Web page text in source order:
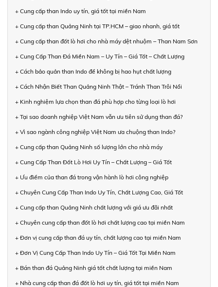
+ Cung cấp than Indo uy tín, giá tốt tại miền Nam
+ Cung cấp than Quảng Ninh tại TP.HCM – giao nhanh, giá tốt
+ Cung cấp than đốt lò hơi cho nhà máy dệt nhuộm – Than Nam Sơn
+ Cung Cấp Than Đá Miền Nam – Uy Tín – Giá Tốt – Chất Lượng
+ Cách bảo quản than Indo để không bị hao hụt chất lượng
+ Cách Nhận Biết Than Quảng Ninh Thật – Tránh Than Trôi Nổi
+ Kinh nghiệm lựa chọn than đá phù hợp cho từng loại lò hơi
+ Tại sao doanh nghiệp Việt Nam vẫn ưu tiên sử dụng than đá?
+ Vì sao ngành công nghiệp Việt Nam ưa chuộng than Indo?
+ Cung cấp than Quảng Ninh số lượng lớn cho nhà máy
+ Cung Cấp Than Đốt Lò Hơi Uy Tín – Chất Lượng – Giá Tốt
+ Ưu điểm của than đá trong vận hành lò hơi công nghiệp
+ Chuyên Cung Cấp Than Indo Uy Tín, Chất Lượng Cao, Giá Tốt
+ Cung cấp than Quảng Ninh chất lượng với giá ưu đãi nhất
+ Chuyên cung cấp than đốt lò hơi chất lượng cao tại miền Nam
+ Đơn vị cung cấp than đá uy tín, chất lượng cao tại miền Nam
+ Đơn Vị Cung Cấp Than Indo Uy Tín – Giá Tốt Tại Miền Nam
+ Bán than đá Quảng Ninh giá tốt chất lượng tại miền Nam
+ Nhà cung cấp than đá đốt lò hơi uy tín, giá tốt tại miền Nam